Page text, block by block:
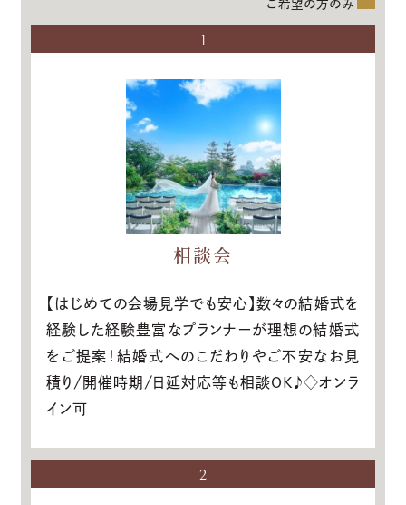
ご希望の方のみ
1
相談会
【はじめての会場見学でも安心】数々の結婚式を
経験した経験豊富なプランナーが理想の結婚式
をご提案！結婚式へのこだわりやご不安なお見
積り/開催時期/日延対応等も相談OK♪◇オンラ
イン可
2